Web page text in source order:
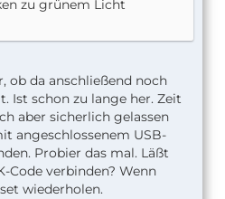
zu grünem Licht
ob da anschließend noch
Ist schon zu lange her. Zeit
aber sicherlich gelassen
angeschlossenem USB-
Probier das mal. Läßt
Code verbinden? Wenn
wiederholen.